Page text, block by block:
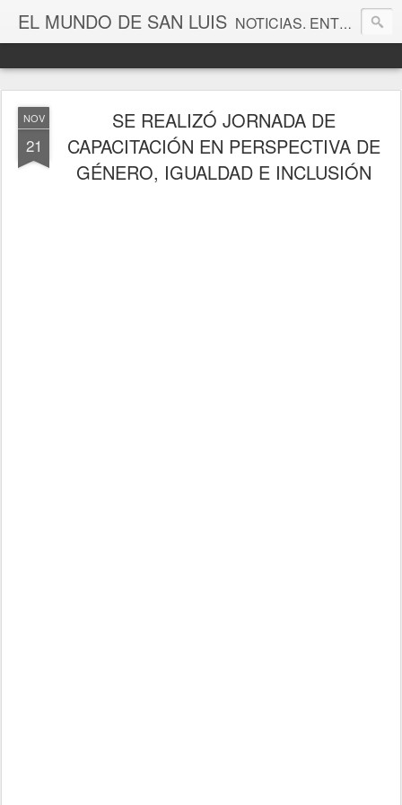
EL MUNDO DE SAN LUIS NOTICIAS. ENTRETENIMIENTO. EDITORIALES. CANAL DE VÍDEOS. GALERÍA DE FOTOGRAFÍAS.
NOV
21
SE REALIZÓ JORNADA DE
CAPACITACIÓN EN PERSPECTIVA DE
GÉNERO, IGUALDAD E INCLUSIÓN